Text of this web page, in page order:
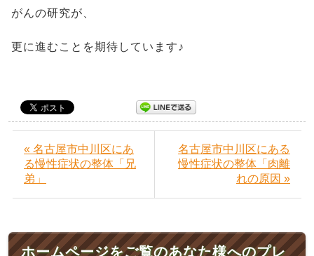
がんの研究が、
更に進むことを期待しています♪
« 名古屋市中川区にあ
る慢性症状の整体「兄
弟」
名古屋市中川区にある
慢性症状の整体「肉離
れの原因 »
ホームページをご覧のあなた様へのプレ